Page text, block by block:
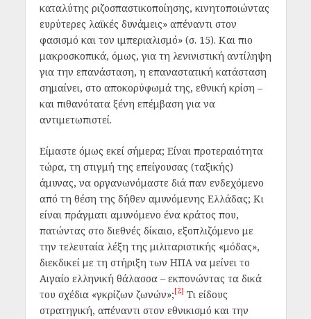
καταλύτης ριζοσπαστικοποίησης, κινητοποιώντας
ευρύτερες λαϊκές δυνάμεις» απέναντι στον
φασισμό και τον ιμπεριαλισμό» (σ. 15). Και πιο
μακροσκοπικά, όμως, για τη λενινιστική αντίληψη
για την επανάσταση, η επαναστατική κατάσταση
σημαίνει, στο αποκορύφωμά της, εθνική κρίση –
και πιθανότατα ξένη επέμβαση για να
αντιμετωπιστεί.
Είμαστε όμως εκεί σήμερα; Είναι προτεραιότητα
τώρα, τη στιγμή της επείγουσας (ταξικής)
άμυνας, να οργανωνόμαστε διά παν ενδεχόμενο
από τη θέση της δήθεν αμυνόμενης Ελλάδας; Κι
είναι πράγματι αμυνόμενο ένα κράτος που,
πατώντας στο διεθνές δίκαιο, εξοπλιζόμενο με
την τελευταία λέξη της μιλιταριστικής «μόδας»,
διεκδικεί με τη στήριξη των ΗΠΑ να μείνει το
Αιγαίο ελληνική θάλασσα – εκπονώντας τα δικά
του σχέδια «γκρίζων ζωνών»;[2] Τι είδους
στρατηγική, απέναντι στον εθνικισμό και την